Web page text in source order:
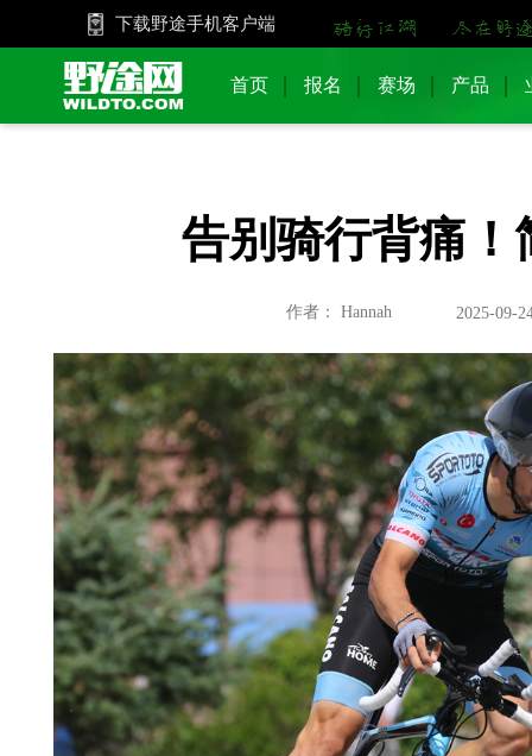
下载野途手机客户端
首页 报名 赛场 产品
告别骑行背痛！
作者： Hannah 2025-09-